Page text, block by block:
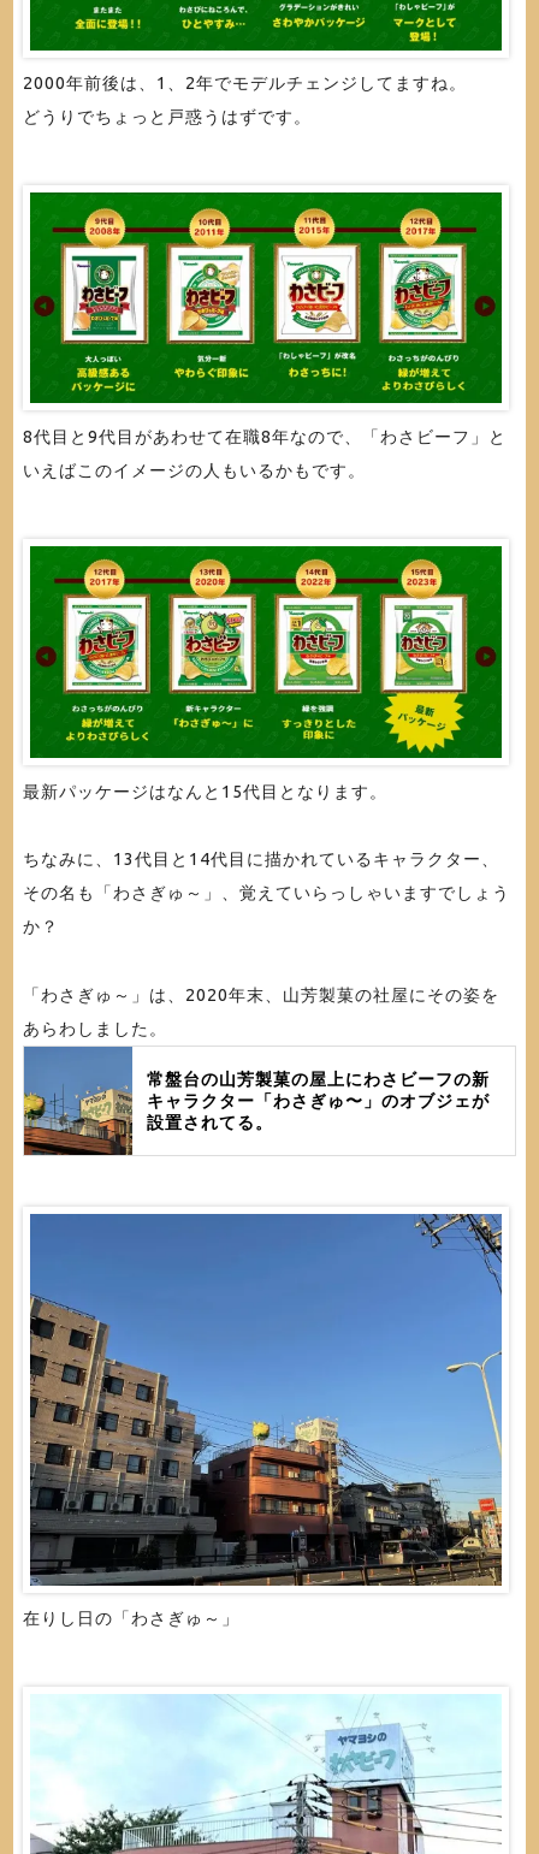
2000年前後は、1、2年でモデルチェンジしてますね。
どうりでちょっと戸惑うはずです。
8代目と9代目があわせて在職8年なので、「わさビーフ」と
いえばこのイメージの人もいるかもです。
最新パッケージはなんと15代目となります。
ちなみに、13代目と14代目に描かれているキャラクター、
その名も「わさぎゅ～」、覚えていらっしゃいますでしょう
か？
「わさぎゅ～」は、2020年末、山芳製菓の社屋にその姿を
あらわしました。
常盤台の山芳製菓の屋上にわさビーフの新
キャラクター「わさぎゅ〜」のオブジェが
設置されてる。
在りし日の「わさぎゅ～」